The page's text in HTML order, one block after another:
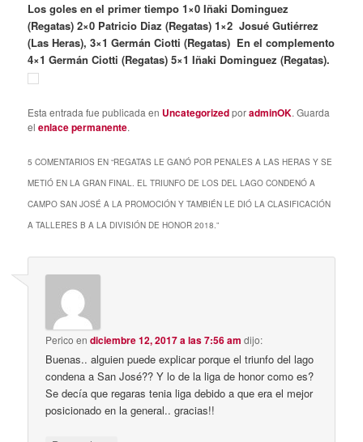
Los goles en el primer tiempo 1×0 Iñaki Dominguez
(Regatas) 2×0 Patricio Diaz (Regatas) 1×2 Josué Gutiérrez
(Las Heras), 3×1 Germán Ciotti (Regatas) En el complemento
4×1 Germán Ciotti (Regatas) 5×1 Iñaki Dominguez (Regatas).
Esta entrada fue publicada en UncategorizedporadminOK. Guarda
elenlace permanente.
5 COMENTARIOS EN “REGATAS LE GANÓ POR PENALES A LAS HERAS Y SE
METIÓ EN LA GRAN FINAL. EL TRIUNFO DE LOS DEL LAGO CONDENÓ A
CAMPO SAN JOSÉ A LA PROMOCIÓN Y TAMBIÉN LE DIÓ LA CLASIFICACIÓN
A TALLERES B A LA DIVISIÓN DE HONOR 2018.”
Perico endiciembre 12, 2017 a las 7:56 am dijo:
Buenas.. alguien puede explicar porque el triunfo del lago
condena a San José?? Y lo de la liga de honor como es?
Se decía que regaras tenia liga debido a que era el mejor
posicionado en la general.. gracias!!